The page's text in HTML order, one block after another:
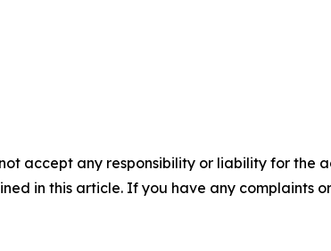
accept any responsibility or liability for the
in this article. If you have any complaints